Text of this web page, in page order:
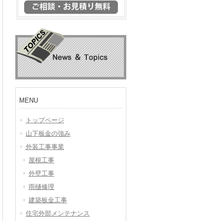
MENU
トップページ
山下板金の強み
外装工事事業
屋根工事
外壁工事
雨樋修理
建築板金工事
住宅外部メンテナンス